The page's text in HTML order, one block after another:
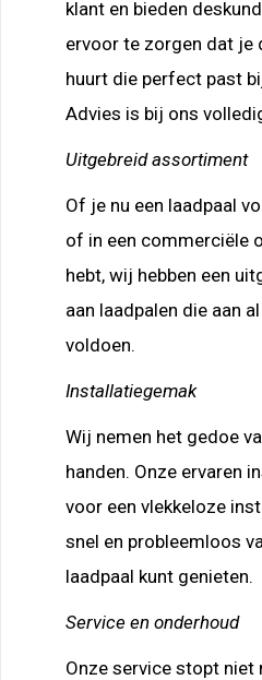
klant en bieden
ervoor te zorgen dat je
huurt die perfect past
Advies is bij ons
Uitgebreid assortiment
Of je nu een laadpaal
of in een commerciële
hebt, wij hebben een
aan laadpalen die aan
voldoen.
Installatiegemak
Wij nemen het gedoe
handen. Onze ervaren
voor een vlekkeloze
snel en probleemloos
laadpaal kunt genieten.
Service en onderhoud
Onze service stopt niet